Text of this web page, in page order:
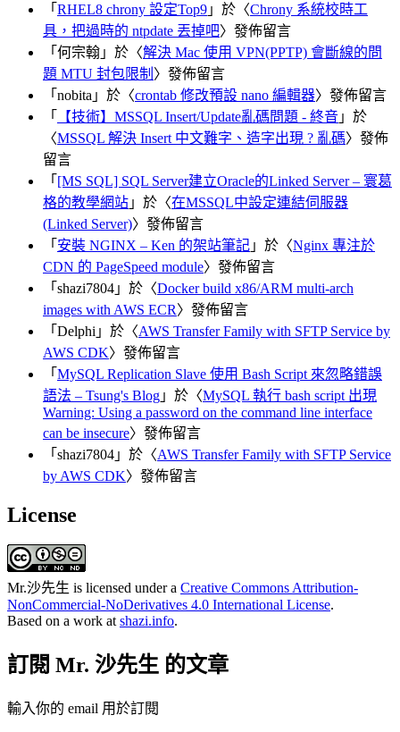
「 RHEL8 chrony 設定Top9 」於〈Chrony 系統校時工
具，把過時的 ntpdate 丟掉吧〉發佈留言
「 何宗翰 」於〈解決 Mac 使用 VPN(PPTP) 會斷線的問
題 MTU 封包限制 〉發佈留言
「 nobita 」於〈crontab 修改預設 nano 編輯器〉發佈留言
「
【技術】MSSQL Insert/Update亂碼問題 - 終音 」於
〈MSSQL 解決 Insert 中文難字、造字出現 ? 亂碼〉發佈
留言
「 [MS SQL] SQL Server建立Oracle的Linked Server – 寰葛
格的教學網站 」於〈在MSSQL中設定連結伺服器
(Linked Server)〉發佈留言
「 安裝 NGINX – Ken 的架站筆記 」於〈Nginx 專注於
CDN 的 PageSpeed module〉發佈留言
「 shazi7804 」於〈Docker build x86/ARM multi-arch
images with AWS ECR〉發佈留言
「 Delphi 」於〈AWS Transfer Family with SFTP Service by
AWS CDK〉發佈留言
「 MySQL Replication Slave 使用 Bash Script 來忽略錯誤
語法 – Tsung's Blog 」於〈MySQL 執行 bash script 出現
Warning: Using a password on the command line interface
can be insecure〉發佈留言
「 shazi7804 」於〈AWS Transfer Family with SFTP Service
by AWS CDK〉發佈留言
License
Mr.沙先生 is licensed under a Creative Commons Attribution-
NonCommercial-NoDerivatives 4.0 International License.
Based on a work atshazi.info.
訂閱 Mr. 沙先生 的文章
輸入你的 email 用於訂閱